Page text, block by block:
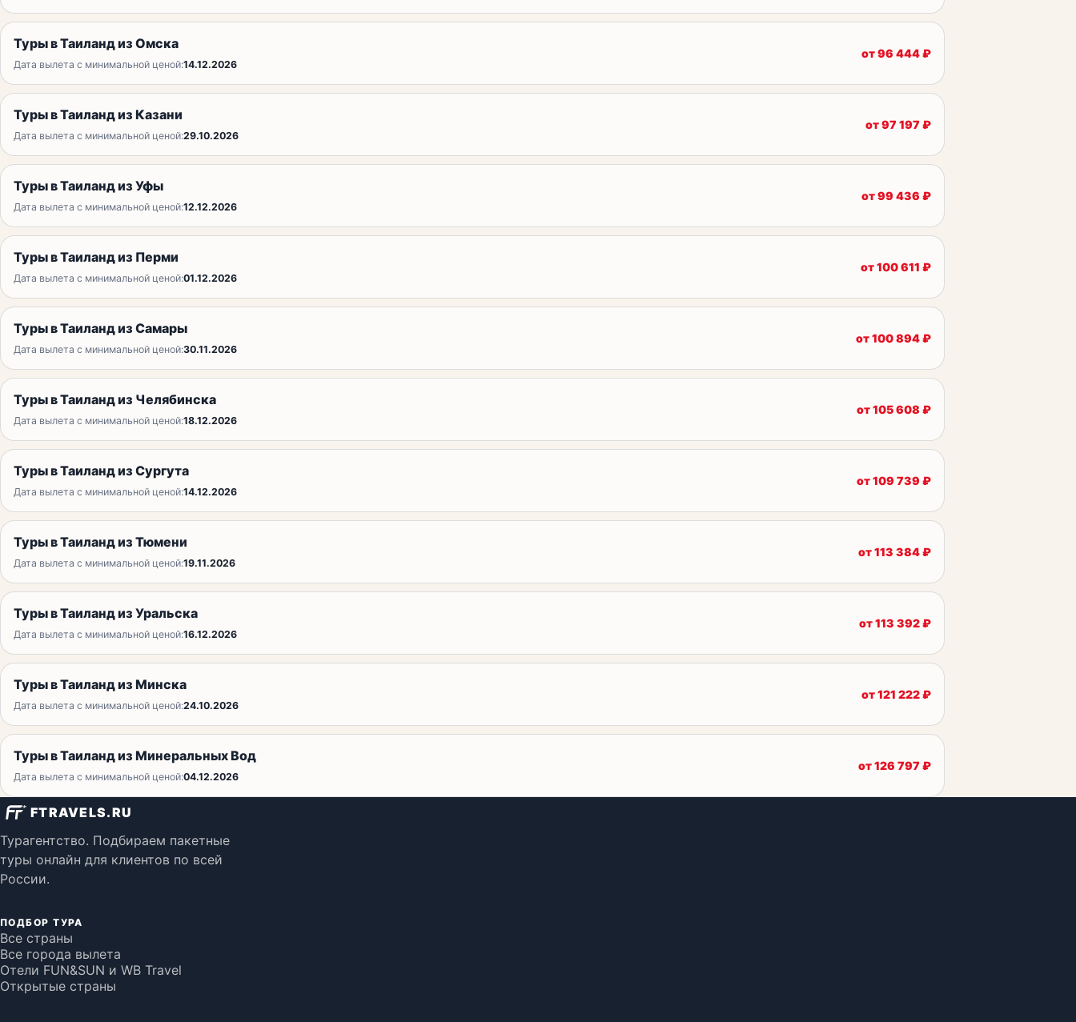
Туры в Таиланд из Омска
Дата вылета с минимальной ценой:14.12.2026
от96 444₽
Туры в Таиланд из Казани
Дата вылета с минимальной ценой:29.10.2026
от97 197 ₽
Туры в Таиланд из Уфы
Дата вылета с минимальной ценой:12.12.2026
от99 436 ₽
Туры в Таиланд из Перми
Дата вылета с минимальной ценой:01.12.2026
от100 611 ₽
Туры в Таиланд из Самары
Дата вылета с минимальной ценой:30.11.2026
от100 894₽
Туры в Таиланд из Челябинска
Дата вылета с минимальной ценой:18.12.2026
от105 608 ₽
Туры в Таиланд из Сургута
Дата вылета с минимальной ценой:14.12.2026
от109 739 ₽
Туры в Таиланд из Тюмени
Дата вылета с минимальной ценой:19.11.2026
от113 384₽
Туры в Таиланд из Уральска
Дата вылета с минимальной ценой:16.12.2026
от113 392₽
Туры в Таиланд из Минска
Дата вылета с минимальной ценой:24.10.2026
от121 222₽
Туры в Таиланд из Минеральных Вод
Дата вылета с минимальной ценой:04.12.2026
от126 797 ₽
FTRAVELS.RU
Турагентство. Подбираем пакетные
туры онлайн для клиентов по всей
России.
ПОДБОР ТУРА
Все страны
Все города вылета
Отели FUN&SUN и WB Travel
Открытые страны